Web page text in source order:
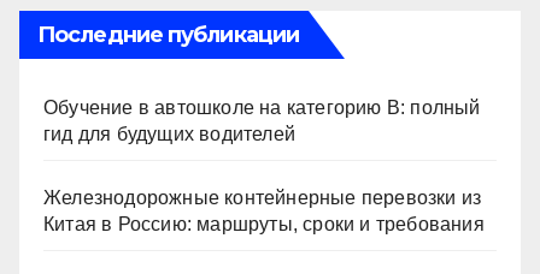
Последние публикации
Обучение в автошколе на категорию В: полный
гид для будущих водителей
Железнодорожные контейнерные перевозки из
Китая в Россию: маршруты, сроки и требования